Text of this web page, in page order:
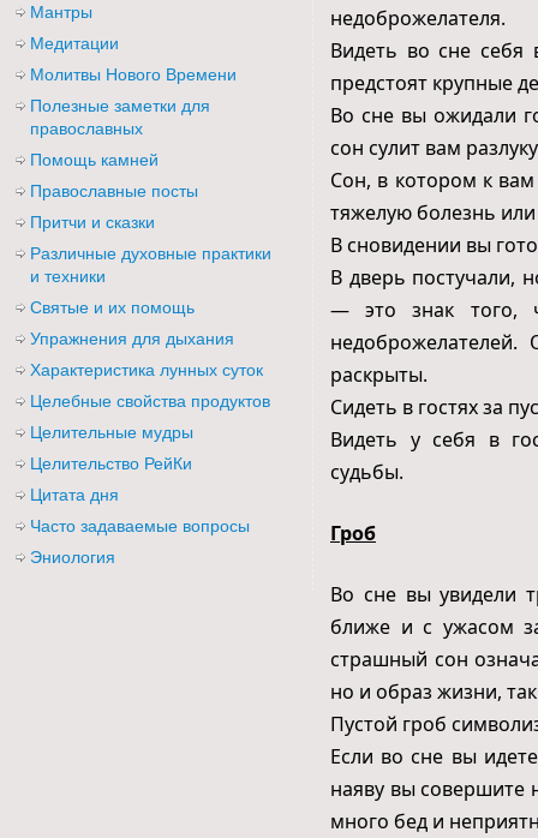
недоброжелателя.
Видеть во сне себя
предстоят крупные
Во сне вы ожидали
сон сулит вам
Сон, в котором к
тяжелую болезнь
В сновидении вы
В дверь постучали,
— это знак того,
недоброжелателей.
раскрыты.
Сидеть в гостях за
Видеть у себя в
судьбы.
Гроб
Во сне вы увидели
ближе и с ужасом
страшный сон
но и образ жизни,
Пустой гроб
Если во сне вы
наяву вы совершите
много бед и
Мантры
Медитации
Молитвы Нового Времени
Полезные заметки для
православных
Помощь камней
Православные посты
Притчи и сказки
Различные духовные практики
и техники
Святые и их помощь
Упражнения для дыхания
Характеристика лунных суток
Целебные свойства продуктов
Целительные мудры
Целительство РейКи
Цитата дня
Часто задаваемые вопросы
Эниология